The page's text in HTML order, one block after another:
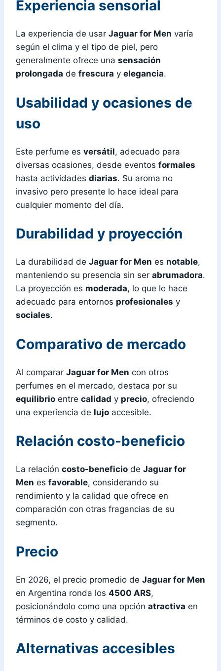
Experiencia sensorial
La experiencia de usar Jaguar for Men varía
según el clima y el tipo de piel, pero
generalmente ofrece una sensación
prolongada de frescura y elegancia.
Usabilidad y ocasiones de
uso
Este perfume es versátil, adecuado para
diversas ocasiones, desde eventos formales
hasta actividades diarias. Su aroma no
invasivo pero presente lo hace ideal para
cualquier momento del día.
Durabilidad y proyección
La durabilidad de Jaguar for Men es notable,
manteniendo su presencia sin ser abrumadora.
La proyección es moderada, lo que lo hace
adecuado para entornos profesionales y
sociales.
Comparativo de mercado
Al comparar Jaguar for Men con otros
perfumes en el mercado, destaca por su
equilibrio entre calidad y precio, ofreciendo
una experiencia de lujo accesible.
Relación costo-beneficio
La relación costo-beneficio de Jaguar for
Men es favorable, considerando su
rendimiento y la calidad que ofrece en
comparación con otras fragancias de su
segmento.
Precio
En 2026, el precio promedio de Jaguar for Men
en Argentina ronda los 4500 ARS,
posicionándolo como una opción atractiva en
términos de costo y calidad.
Alternativas accesibles